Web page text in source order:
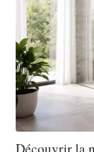
Découvrir la